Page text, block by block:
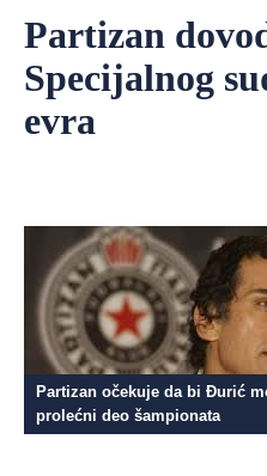
Partizan
Specijalnog
evra
Partizan očekuje da bi Đurić
prolećni deo šampionata